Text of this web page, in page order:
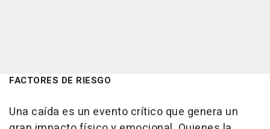
FACTORES DE RIESGO
Una caída es un evento crítico que genera un